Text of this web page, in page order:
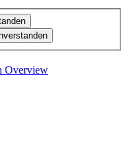
Overview